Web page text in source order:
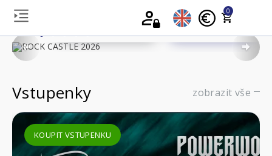
0
KOUPIT VSTUPENKU VÍCE INFORMACÍ
Previous
Vstupenky zobrazit vše
KOUPIT VSTUPENKU